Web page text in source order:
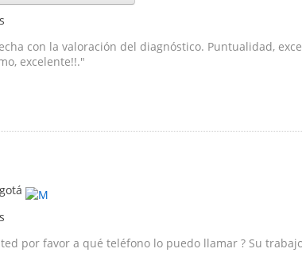
con la valoración del diagnóstico. Puntualidad,
excelente!!."
por favor a qué teléfono lo puedo llamar ? Su